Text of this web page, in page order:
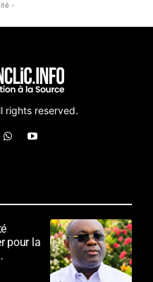
-
rights reserved.
pour la